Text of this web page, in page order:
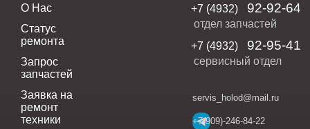
О Нас
Статус
ремонта
Запрос
запчастей
Заявка на
ремонт
техники
+7 (4932) 92-92-64
отдел запчастей
+7 (4932)
92-95-41
сервисный отдел
servis_holod@mail.ru
+7(909)-246-84-22